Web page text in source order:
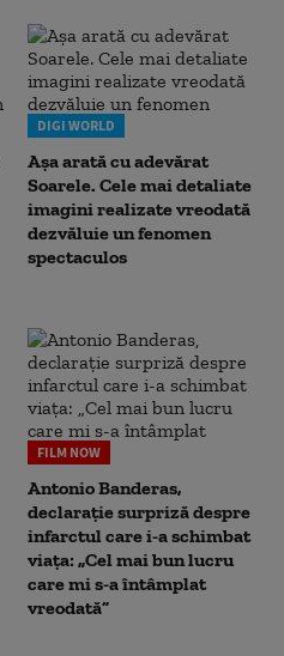
DIGI WORLD
Așa arată cu adevărat
Soarele. Cele mai detaliate
imagini realizate vreodată
dezvăluie un fenomen
spectaculos
FILM NOW
Antonio Banderas,
declarație surpriză despre
infarctul care i-a schimbat
viața: „Cel mai bun lucru
care mi s-a întâmplat
vreodată”